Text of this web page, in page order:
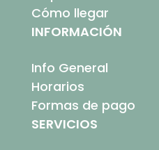
Cómo llegar
INFORMACIÓN
Info General
Horarios
Formas de pago
SERVICIOS